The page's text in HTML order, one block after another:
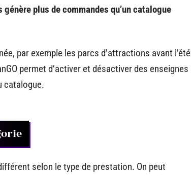
plus de commandes qu’un catalogue
par exemple les parcs d’attractions avant l’été
permet d’activer et désactiver des enseignes
catalogue.
selon le type de prestation. On peut